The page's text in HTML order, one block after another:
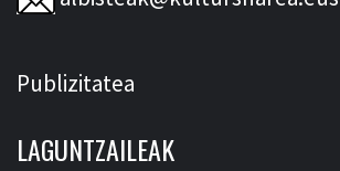
Publizitatea
LAGUNTZAILEAK